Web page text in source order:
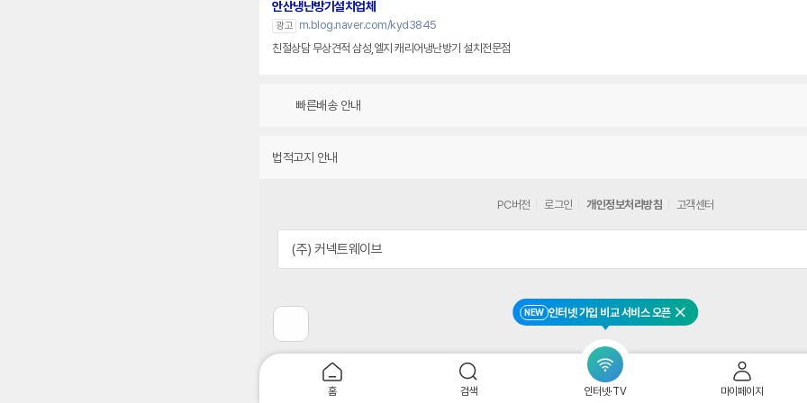
NEW 인터넷 가입 비교 서비스 오픈 닫기
홈 검색 인터넷·TV 마이페이지
안산냉난방기설치업체
광고
m.blog.naver.com/kyd3845
친절상담 무상견적 삼성,엘지 캐리어냉난방기 설치전문점
빠른배송 안내
법적고지 안내
전
페
PC버전 로그인 개인정보처리방침 고객센터
(주) 커넥트웨이브